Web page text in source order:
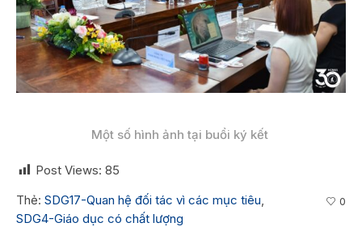
Một số hình ảnh tại buổi ký kết
Post Views: 85
Thẻ: SDG17-Quan hệ đối tác vì các mục tiêu
SDG4-Giáo dục có chất lượng
0